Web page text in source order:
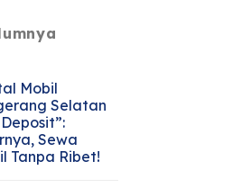
Mobil
Selatan
Sewa
Tanpa Ribet!